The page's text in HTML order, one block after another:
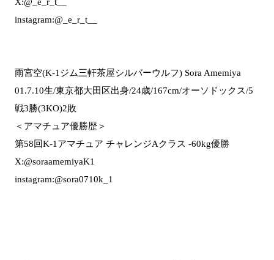
instagram:@_e_r_t__
雨宮空(K-1ジム三軒茶屋シルバーウルフ) Sora Amemiya
01.7.10生/東京都大田区出身/24歳/167cm/オーソドックス/5
戦3勝(3KO)2敗
＜アマチュア優勝歴＞
第58回K-1アマチュア チャレンジAクラス -60kg優勝
X:@soraamemiyaK1
instagram:@sora0710k_1